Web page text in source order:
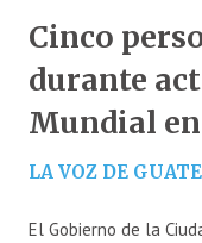
Cinco
durante
Mundial
LA VOZ DE
El Gobierno de la